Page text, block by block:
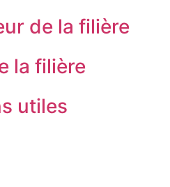
de la filière
la filière
utiles